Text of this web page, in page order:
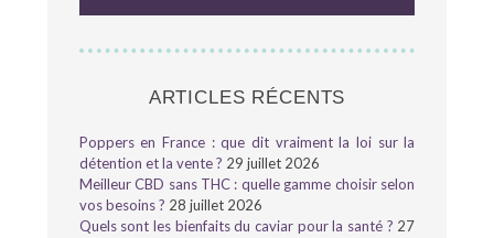
ARTICLES RÉCENTS
Poppers en France : que dit vraiment la loi sur la
détention et la vente ? 29 juillet 2026
Meilleur CBD sans THC : quelle gamme choisir selon
vos besoins ? 28 juillet 2026
Quels sont les bienfaits du caviar pour la santé ? 27